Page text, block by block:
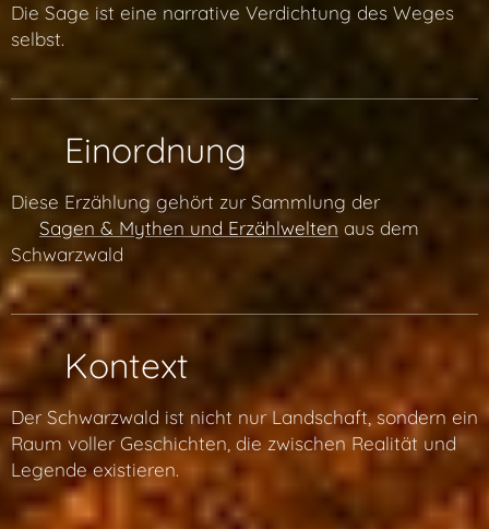
Die Sage ist eine narrative Verdichtung des Weges
selbst.
🧭 Einordnung
Diese Erzählung gehört zur Sammlung der
Sagen & Mythen und Erzählwelten aus dem
Schwarzwald
🌐 Kontext
Der Schwarzwald ist nicht nur Landschaft, sondern ein
Raum voller Geschichten, die zwischen Realität und
Legende existieren.